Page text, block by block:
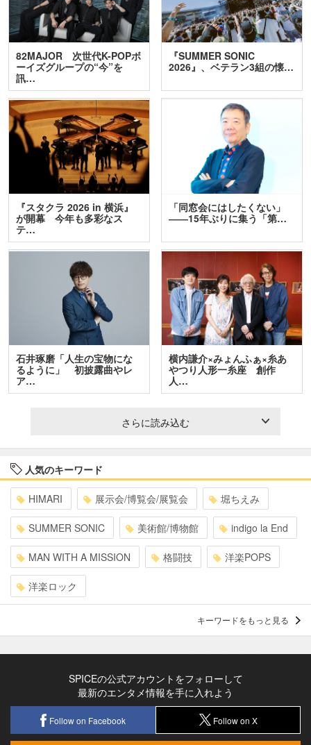
82MAJOR 次世代K-POPボ
ーイズグループの“今”を
訊…
『SUMMER SONIC
2026』、ベテラン3組の懐…
『スタクラ 2026 in 横浜』
が開幕 今年も多彩なス
テ…
「同窓会にはしたくない」
――15年ぶりに集う「第…
石井琢磨「人生の宝物にな
るように」 初披露曲やレ
ア…
横内謙介×みょんふぁ×糸あ
やつり人形一糸座 創作
人…
さらに読み込む
人気のキーワード
HIMARI 展示会/博覧会/展覧会 堀ちえみ
SUMMER SONIC 美術館/博物館 indigo la End
MAN WITH A MISSION 格闘技 洋楽POPS
洋楽ロック
キーワードをもっと見る
SPICEの公式アカウントをフォローして
最新のエンタメ情報を手に入れよう
Follow on Facebook Follow on X